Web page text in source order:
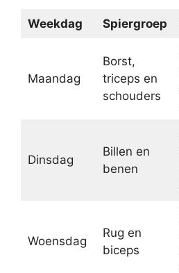
Weekdag Spiergroep
Maandag
Borst,
triceps en
schouders
Dinsdag
Billen en
benen
Woensdag
Rug en
biceps